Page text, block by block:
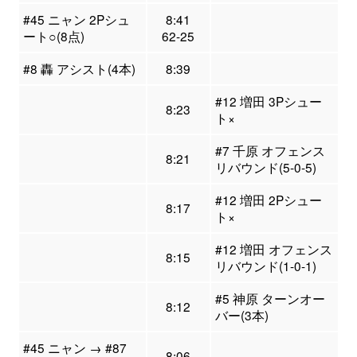
#45 ニャン 2Pシュ
ート○(8点)
8:41
62-25
#8 轟 アシスト(4本)
8:39
8:23
#12 増田 3Pシュー
ト×
8:21
#7 千原 オフェンス
リバウンド(5-0-5)
8:17
#12 増田 2Pシュー
ト×
8:15
#12 増田 オフェンス
リバウンド(1-0-1)
8:12
#5 神原 ターンオー
バー(3本)
#45 ニャン → #87